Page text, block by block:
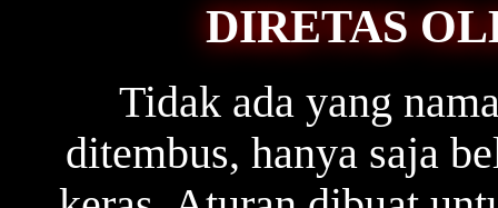
DIRETAS
Tidak ada yang
ditembus, hanya saja